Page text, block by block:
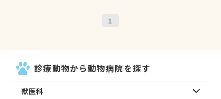
1
診療動物から動物病院を探す
獣医科